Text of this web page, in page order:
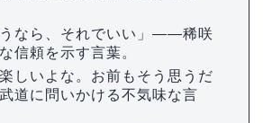
うなら、それでいい」——稀咲
信頼を示す言葉。
楽しいよな。お前もそう思うだ
道に問いかける不気味な言